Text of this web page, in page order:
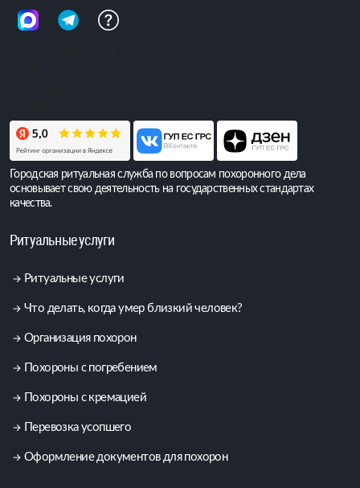
Городская ритуальная служба по вопросам похоронного дела
основывает свою деятельность на государственных стандартах
качества.
Ритуальные услуги
Ритуальные услуги
Что делать, когда умер близкий человек?
Организация похорон
Похороны с погребением
Похороны с кремацией
Перевозка усопшего
Оформление документов для похорон